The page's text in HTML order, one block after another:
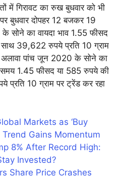
में गिरावट का रुख बुधवार को भी
बुधवार दोपहर 12 बजकर 19
सोने का वायदा भाव 1.55 फीसद
39,622 रुपये प्रति 10 ग्राम
पांच जून 2020 के सोने का
समय 1.45 फीसद या 585 रुपये की
प्रति 10 ग्राम पर ट्रेंड कर रहा
Markets as ‘Buy
Trend Gains Momentum
8% After Record High:
Invested?
Share Price Crashes